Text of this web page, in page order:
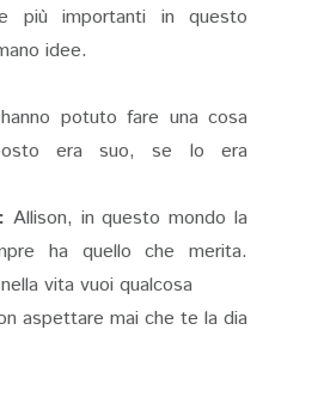
più importanti in questo
idee.
potuto fare una cosa
era suo, se lo era
Allison, in questo mondo la
ha quello che merita.
vita vuoi qualcosa
aspettare mai che te la dia